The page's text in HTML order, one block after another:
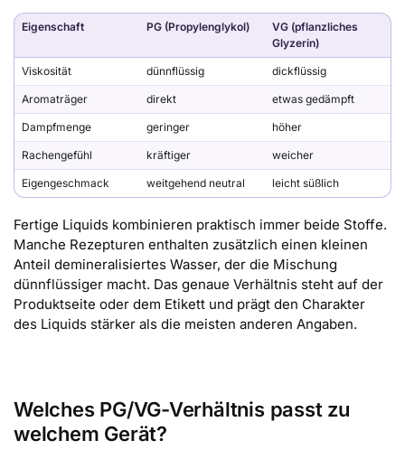
Eigenschaft PG (Propylenglykol)
VG (pflanzliches
Glyzerin)
Viskosität dünnflüssig dickflüssig
Aromaträger direkt etwas gedämpft
Dampfmenge geringer höher
Rachengefühl kräftiger weicher
Eigengeschmack weitgehend neutral leicht süßlich
Fertige Liquids kombinieren praktisch immer beide Stoffe.
Manche Rezepturen enthalten zusätzlich einen kleinen
Anteil demineralisiertes Wasser, der die Mischung
dünnflüssiger macht. Das genaue Verhältnis steht auf der
Produktseite oder dem Etikett und prägt den Charakter
des Liquids stärker als die meisten anderen Angaben.
Welches PG/VG-Verhältnis passt zu
welchem Gerät?